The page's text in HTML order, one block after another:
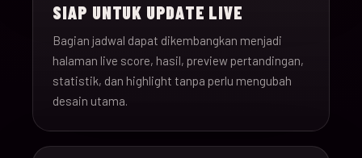
SIAP UNTUK UPDATE LIVE
Bagian jadwal dapat dikembangkan menjadi
halaman live score, hasil, preview pertandingan,
statistik, dan highlight tanpa perlu mengubah
desain utama.